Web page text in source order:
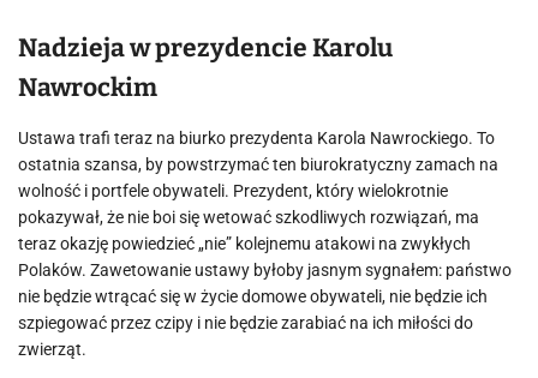
Nadzieja w prezydencie Karolu
Nawrockim
Ustawa trafi teraz na biurko prezydenta Karola Nawrockiego. To
ostatnia szansa, by powstrzymać ten biurokratyczny zamach na
wolność i portfele obywateli. Prezydent, który wielokrotnie
pokazywał, że nie boi się wetować szkodliwych rozwiązań, ma
teraz okazję powiedzieć „nie” kolejnemu atakowi na zwykłych
Polaków. Zawetowanie ustawy byłoby jasnym sygnałem: państwo
nie będzie wtrącać się w życie domowe obywateli, nie będzie ich
szpiegować przez czipy i nie będzie zarabiać na ich miłości do
zwierząt.